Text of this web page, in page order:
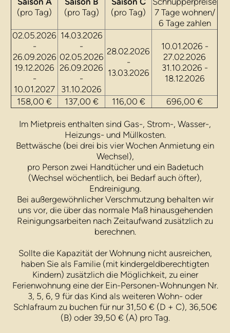
(pro Tag)
(pro Tag)
(pro Tag)
7 Tage wohnen/
6 Tage zahlen
02.05.2026
-
26.09.2026
19.12.2026
-
10.01.2027
14.03.2026
-
02.05.2026
26.09.2026
-
31.10.2026
28.02.2026
-
13.03.2026
10.01.2026 -
27.02.2026
31.10.2026 -
18.12.2026
158,00 € 137,00 € 116,00 € 696,00 €
Im Mietpreis enthalten sind Gas-, Strom-, Wasser-,
Heizungs- und Müllkosten.
Bettwäsche (bei drei bis vier Wochen Anmietung ein
Wechsel),
pro Person zwei Handtücher und ein Badetuch
(Wechsel wöchentlich, bei Bedarf auch öfter),
Endreinigung.
Bei außergewöhnlicher Verschmutzung behalten wir
uns vor, die über das normale Maß hinausgehenden
Reinigungsarbeiten nach Zeitaufwand zusätzlich zu
berechnen.
Sollte die Kapazität der Wohnung nicht ausreichen,
haben Sie als Familie (mit kindergeldberechtigten
Kindern) zusätzlich die Möglichkeit, zu einer
Ferienwohnung eine der Ein-Personen-Wohnungen Nr.
3, 5, 6, 9 für das Kind als weiteren Wohn- oder
Schlafraum zu buchen für nur 31,50 € (D + C), 36,50€
(B) oder 39,50 € (A) pro Tag.